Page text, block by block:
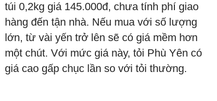
túi 0,2kg giá 145.000đ, chưa tính phí giao
hàng đến tận nhà. Nếu mua với số lượng
lớn, từ vài yến trở lên sẽ có giá mềm hơn
một chút. Với mức giá này, tỏi Phù Yên có
giá cao gấp chục lần so với tỏi thường.